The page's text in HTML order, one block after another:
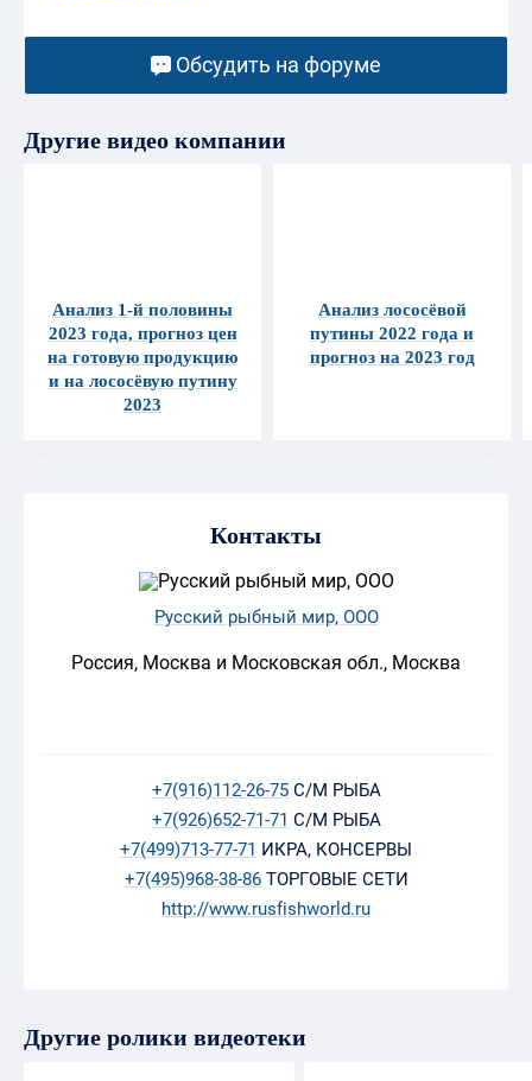
Обсудить на форуме
Другие видео компании
Анализ 1-й половины
2023 года, прогноз цен
на готовую продукцию
и на лососёвую путину
2023
Анализ лососёвой
путины 2022 года и
прогноз на 2023 год
Контакты
Русский рыбный мир, ООО
Россия, Москва и Московская обл., Москва
+7(916)112-26-75С/М РЫБА
+7(926)652-71-71 С/М РЫБА
+7(499)713-77-71 ИКРА, КОНСЕРВЫ
+7(495)968-38-86ТОРГОВЫЕ СЕТИ
http://www.rusfishworld.ru
Другие ролики видеотеки